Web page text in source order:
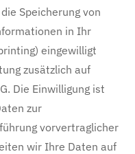
Speicherung von
in Ihr
eingewilligt
zusätzlich auf
Die Einwilligung ist
zur
vorvertraglicher
wir Ihre Daten auf